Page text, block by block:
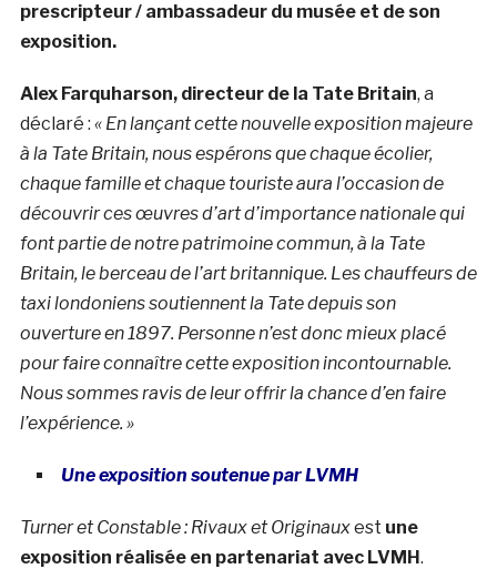
prescripteur / ambassadeur du musée et de son
exposition.
Alex Farquharson, directeur de la Tate Britain, a
déclaré : « En lançant cette nouvelle exposition majeure
à la Tate Britain, nous espérons que chaque écolier,
chaque famille et chaque touriste aura l’occasion de
découvrir ces œuvres d’art d’importance nationale qui
font partie de notre patrimoine commun, à la Tate
Britain, le berceau de l’art britannique. Les chauffeurs de
taxi londoniens soutiennent la Tate depuis son
ouverture en 1897. Personne n’est donc mieux placé
pour faire connaître cette exposition incontournable.
Nous sommes ravis de leur offrir la chance d’en faire
l’expérience. »
Une exposition soutenue par LVMH
Turner et Constable : Rivaux et Originauxest une
exposition réalisée en partenariat avec LVMH.